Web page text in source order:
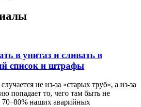
в унитаз и сливать в
список и штрафы
не из-за «старых труб», а из-за
попадает то, чего там быть не
наших аварийных